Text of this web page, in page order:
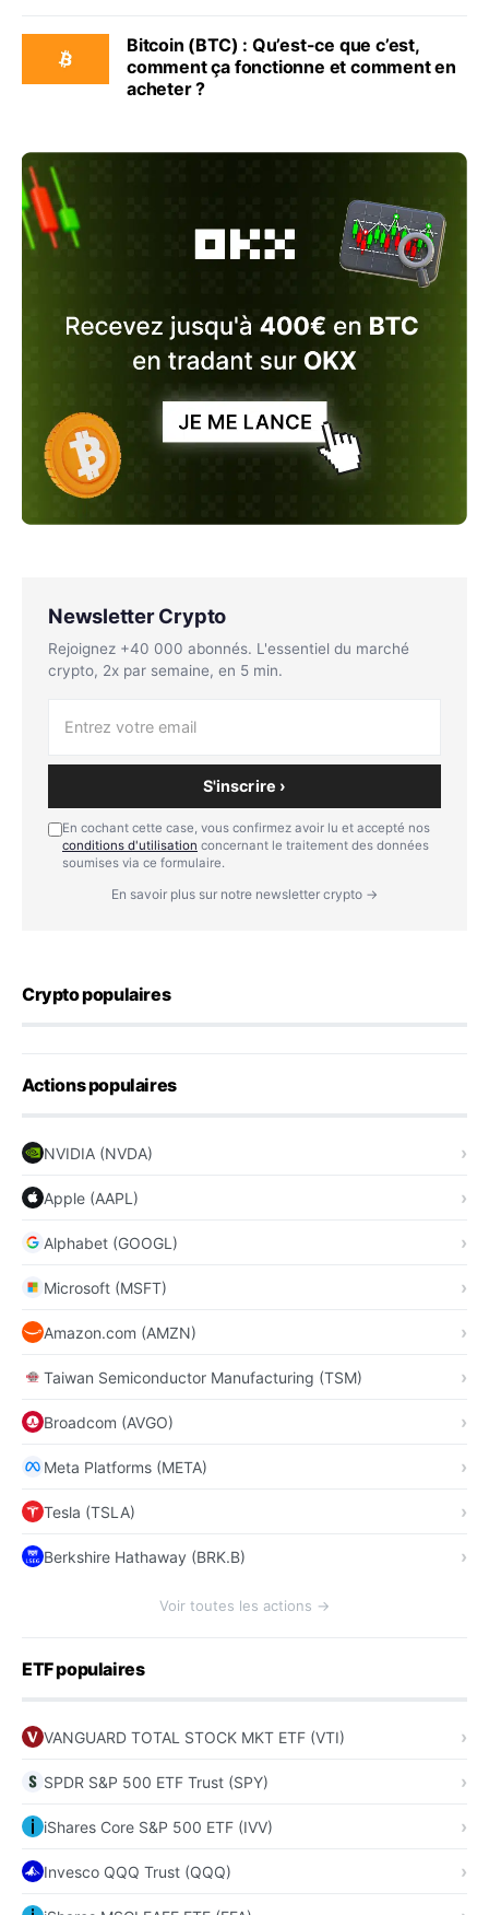
Bitcoin (BTC) : Qu’est-ce que c’est,
comment ça fonctionne et comment en
acheter ?
Newsletter Crypto
Rejoignez +40 000 abonnés. L'essentiel du marché
crypto, 2x par semaine, en 5 min.
S'inscrire ›
En cochant cette case, vous confirmez avoir lu et accepté nos
conditions d'utilisation concernant le traitement des données
soumises via ce formulaire.
En savoir plus sur notre newsletter crypto →
Crypto populaires
Actions populaires
NVIDIA (NVDA)
Apple (AAPL)
Alphabet (GOOGL)
Microsoft (MSFT)
Amazon.com (AMZN)
Taiwan Semiconductor Manufacturing (TSM)
Broadcom (AVGO)
Meta Platforms (META)
Tesla (TSLA)
Berkshire Hathaway (BRK.B)
Voir toutes les actions →
ETF populaires
VANGUARD TOTAL STOCK MKT ETF (VTI)
SPDR S&P 500 ETF Trust (SPY)
iShares Core S&P 500 ETF (IVV)
Invesco QQQ Trust (QQQ)